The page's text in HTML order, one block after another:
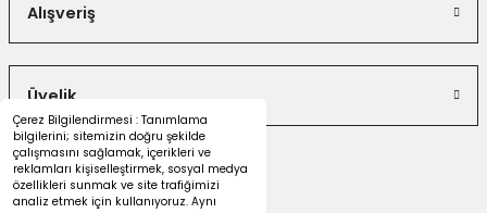
Çerez Bilgilendirmesi : Tanımlama
bilgilerini; sitemizin doğru şekilde
çalışmasını sağlamak, içerikleri ve
reklamları kişiselleştirmek, sosyal medya
özellikleri sunmak ve site trafiğimizi
analiz etmek için kullanıyoruz. Aynı
Sercan Çetin | 10/04/2018
Değişim Yaptılar
Ürün gelirken kargodan kaynaklı problem oluşmuştu. Kendilerine
durumu ilettiğimde hızlı bir şekilde yenisini gönderdiler.
ö... a... | 26/03/2018
Alışveriş
Üyelik